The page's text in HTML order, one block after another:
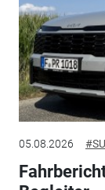
05.08.2026